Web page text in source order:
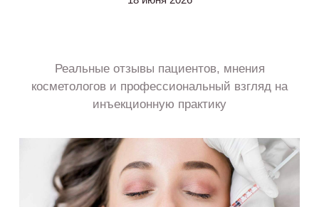
Реальные отзывы пациентов, мнения
косметологов и профессиональный взгляд на
инъекционную практику